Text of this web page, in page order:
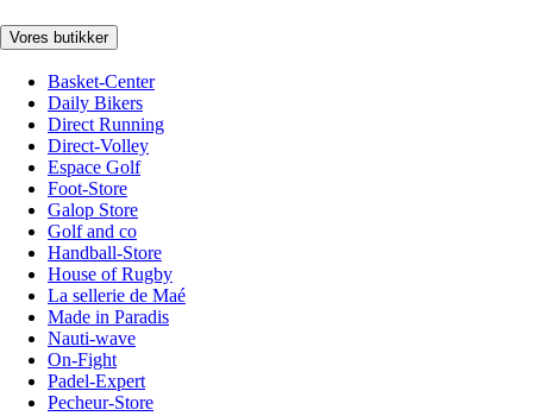
Vores butikker
Basket-Center
Daily Bikers
Direct Running
Direct-Volley
Espace Golf
Foot-Store
Galop Store
Golf and co
Handball-Store
House of Rugby
La sellerie de Maé
Made in Paradis
Nauti-wave
On-Fight
Padel-Expert
Pecheur-Store